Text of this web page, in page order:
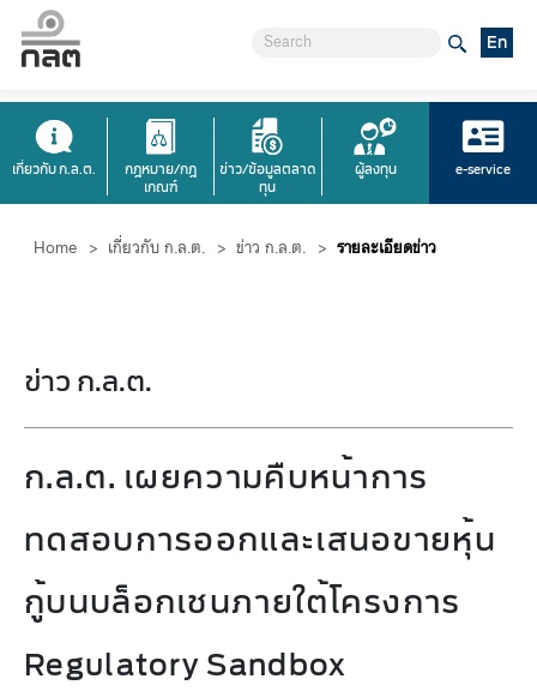
En
เกี่ยวกับ ก.ล.ต.
กฎหมาย/กฎ
เกณฑ์
ข่าว/ข้อมูลตลาด
ทุน
ผู้ลงทุน e-service
Home > เกี่ยวกับ ก.ล.ต. > ข่าว ก.ล.ต. > รายละเอียดข่าว
ข่าว ก.ล.ต.
ก.ล.ต. เผยความคืบหน้าการ
ทดสอบการออกและเสนอขายหุ้น
กู้บนบล็อกเชนภายใต้โครงการ
Regulatory Sandbox